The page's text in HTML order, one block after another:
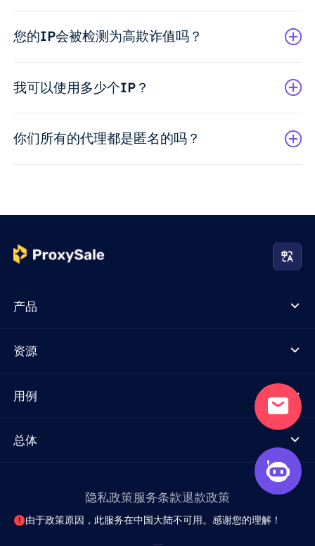
您的IP会被检测为高欺诈值吗？
我可以使用多少个IP？
你们所有的代理都是匿名的吗？
产品
资源
用例
总体
隐私政策服务条款退款政策
由于政策原因，此服务在中国大陆不可用。感谢您的理解！